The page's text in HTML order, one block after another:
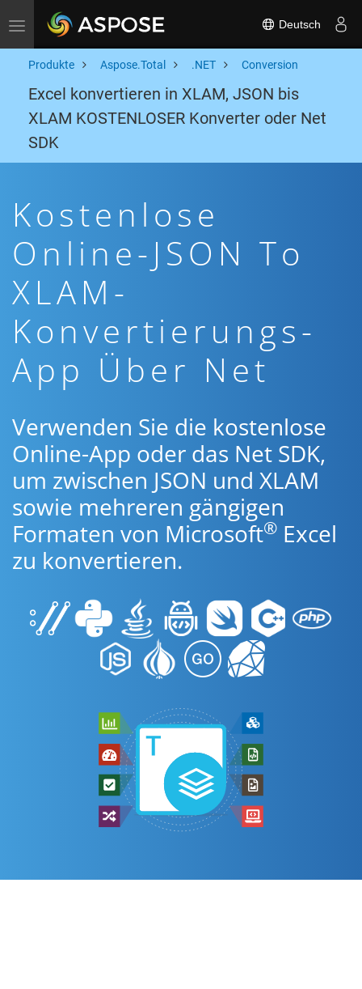
Toggle navigation Deutsch
Produkte Aspose.Total .NET Conversion
Excel konvertieren in XLAM, JSON bis
XLAM KOSTENLOSER Konverter oder Net
SDK
Kostenlose
Online-JSON To
XLAM-
Konvertierungs-
App Über Net
Verwenden Sie die kostenlose
Online-App oder das Net SDK,
um zwischen JSON und XLAM
sowie mehreren gängigen
Formaten von Microsoft® Excel
zu konvertieren.